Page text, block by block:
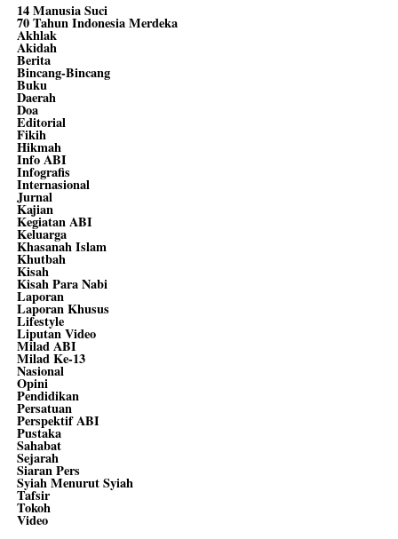
14 Manusia Suci
70 Tahun Indonesia Merdeka
Akhlak
Akidah
Berita
Bincang-Bincang
Buku
Daerah
Doa
Editorial
Fikih
Hikmah
Info ABI
Infografis
Internasional
Jurnal
Kajian
Kegiatan ABI
Keluarga
Khasanah Islam
Khutbah
Kisah
Kisah Para Nabi
Laporan
Laporan Khusus
Lifestyle
Liputan Video
Milad ABI
Milad Ke-13
Nasional
Opini
Pendidikan
Persatuan
Perspektif ABI
Pustaka
Sahabat
Sejarah
Siaran Pers
Syiah Menurut Syiah
Tafsir
Tokoh
Video